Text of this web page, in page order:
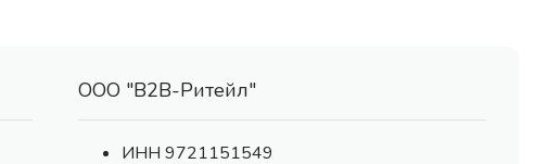
ООО "В2В-Ритейл"
ИНН 9721151549